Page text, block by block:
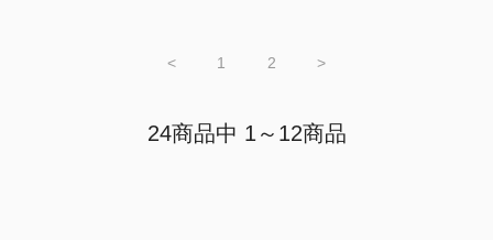
< 1 2 >
24商品中 1～12商品